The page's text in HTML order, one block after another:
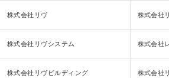
株式会社リヴ 株式会社
株式会社リヴシステム 株式会社
株式会社リヴビルディング 株式会社